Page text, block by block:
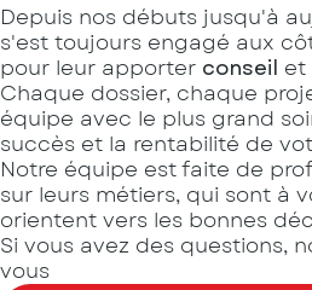
Depuis nos débuts jusqu'à
s'est toujours engagé aux
pour leur apporter conseil et
Chaque dossier, chaque
équipe avec le plus grand
succès et la rentabilité de
Notre équipe est faite de
sur leurs métiers, qui sont à
orientent vers les bonnes
Si vous avez des questions,
vous